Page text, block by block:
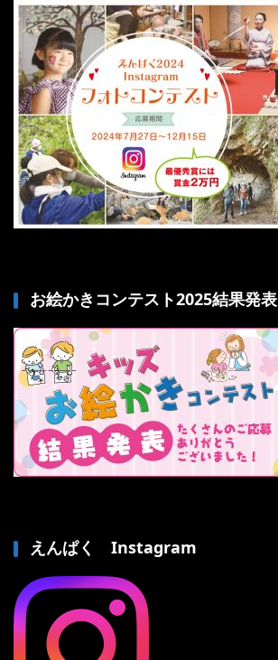
お絵かきコンテスト2025結果発表
えんぱく Instagram